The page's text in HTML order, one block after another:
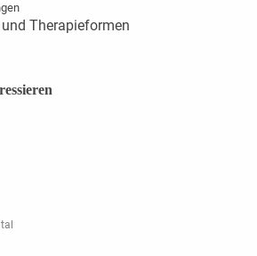
Therapieformen